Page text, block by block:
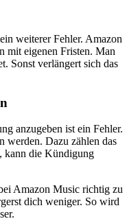
weiterer Fehler. Amazon
mit eigenen Fristen. Man
Sonst verlängert sich das
anzugeben ist ein Fehler.
werden. Dazu zählen das
kann die Kündigung
Amazon Music richtig zu
dich weniger. So wird